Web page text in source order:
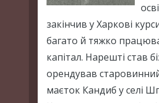
закінчив у Харкові
багато й тяжко
капітал. Нарешті став
орендував
маєток Кандиб у селі